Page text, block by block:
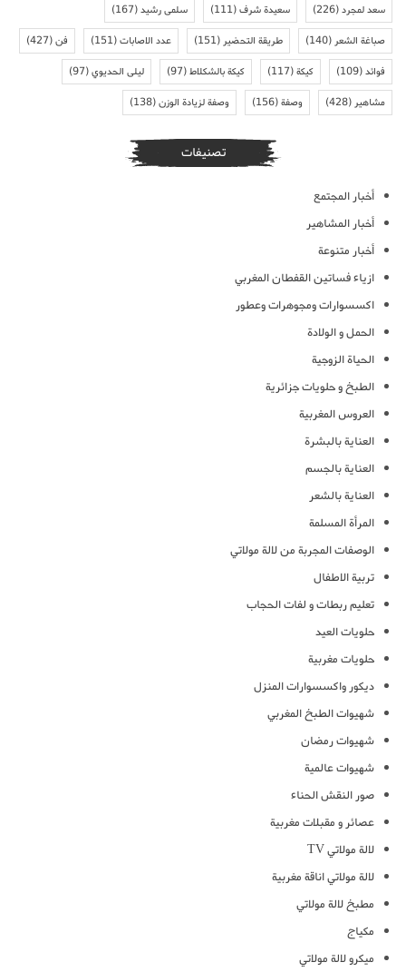
سعد لمجرد(226) سعيدة شرف(111) سلمى رشيد(167)
صباغة الشعر(140) طريقة التحضير(151) عدد الاصابات(151) فن(427)
فوائد(109) كيكة(117) كيكة بالشكلاط(97) ليلى الحديوي(97)
مشاهير(428) وصفة(156) وصفة لزيادة الوزن(138)
تصنيفات
أخبار المجتمع
أخبار المشاهير
أخبار متنوعة
ازياء فساتين القفطان المغربي
اكسسوارات ومجوهرات وعطور
الحمل و الولادة
الحياة الزوجية
الطبخ و حلويات جزائرية
العروس المغربية
العناية بالبشرة
العناية بالجسم
العناية بالشعر
المرأة المسلمة
الوصفات المجربة من لالة مولاتي
تربية الاطفال
تعليم ربطات و لفات الحجاب
حلويات العيد
حلويات مغربية
ديكور واكسسوارات المنزل
شهيوات الطبخ المغربي
شهيوات رمضان
شهيوات عالمية
صور النقش الحناء
عصائر و مقبلات مغربية
لالة مولاتي TV
لالة مولاتي اناقة مغربية
مطبخ لالة مولاتي
مكياج
ميكرو لالة مولاتي